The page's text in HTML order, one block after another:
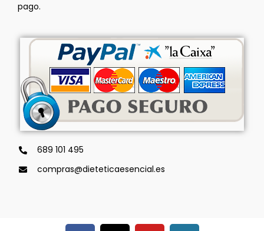
pago.
689 101 495
compras@dieteticaesencial.es